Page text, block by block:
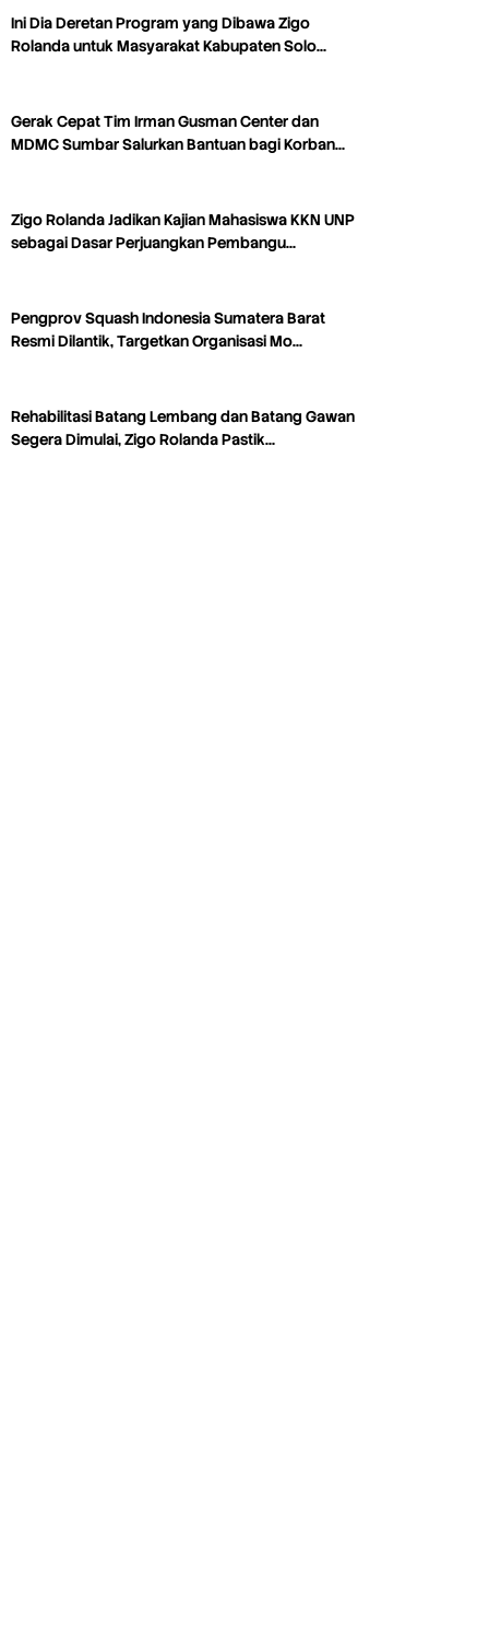
Ini Dia Deretan Program yang Dibawa Zigo
Rolanda untuk Masyarakat Kabupaten Solo…
Gerak Cepat Tim Irman Gusman Center dan
MDMC Sumbar Salurkan Bantuan bagi Korban…
Zigo Rolanda Jadikan Kajian Mahasiswa KKN UNP
sebagai Dasar Perjuangkan Pembangu…
Pengprov Squash Indonesia Sumatera Barat
Resmi Dilantik, Targetkan Organisasi Mo…
Rehabilitasi Batang Lembang dan Batang Gawan
Segera Dimulai, Zigo Rolanda Pastik…